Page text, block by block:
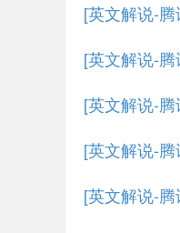
[英文解说-
[英文解说-
[英文解说-
[英文解说-
[英文解说-